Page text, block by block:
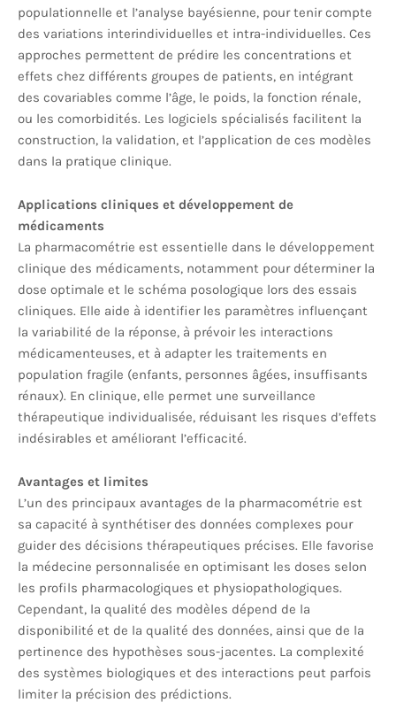
populationnelle et l’analyse bayésienne, pour tenir compte
des variations interindividuelles et intra-individuelles. Ces
approches permettent de prédire les concentrations et
effets chez différents groupes de patients, en intégrant
des covariables comme l’âge, le poids, la fonction rénale,
ou les comorbidités. Les logiciels spécialisés facilitent la
construction, la validation, et l’application de ces modèles
dans la pratique clinique.
Applications cliniques et développement de
médicaments
La pharmacométrie est essentielle dans le développement
clinique des médicaments, notamment pour déterminer la
dose optimale et le schéma posologique lors des essais
cliniques. Elle aide à identifier les paramètres influençant
la variabilité de la réponse, à prévoir les interactions
médicamenteuses, et à adapter les traitements en
population fragile (enfants, personnes âgées, insuffisants
rénaux). En clinique, elle permet une surveillance
thérapeutique individualisée, réduisant les risques d’effets
indésirables et améliorant l’efficacité.
Avantages et limites
L’un des principaux avantages de la pharmacométrie est
sa capacité à synthétiser des données complexes pour
guider des décisions thérapeutiques précises. Elle favorise
la médecine personnalisée en optimisant les doses selon
les profils pharmacologiques et physiopathologiques.
Cependant, la qualité des modèles dépend de la
disponibilité et de la qualité des données, ainsi que de la
pertinence des hypothèses sous-jacentes. La complexité
des systèmes biologiques et des interactions peut parfois
limiter la précision des prédictions.